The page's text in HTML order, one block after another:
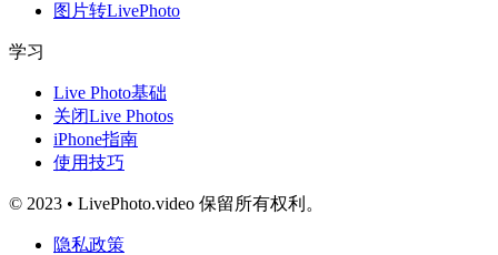
图片转LivePhoto
学习
Live Photo基础
关闭Live Photos
iPhone指南
使用技巧
© 2023 • LivePhoto.video 保留所有权利。
隐私政策